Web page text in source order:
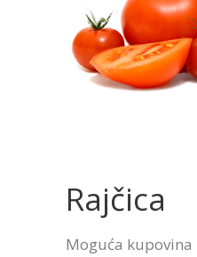
Rajčica
Moguća